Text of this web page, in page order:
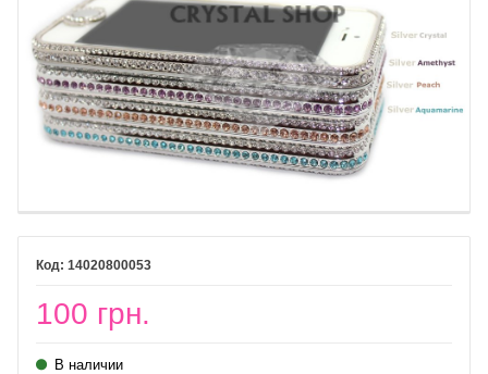
14020800053
100 грн.
В наличии